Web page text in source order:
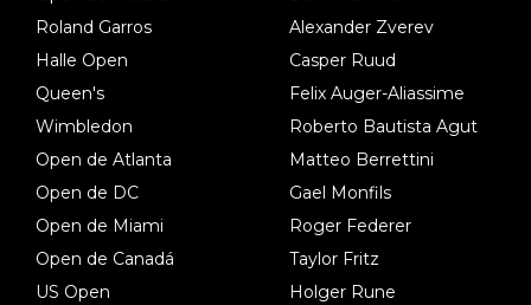
Roland Garros
Halle Open
Queen's
Wimbledon
Open de Atlanta
Open de DC
Open de Miami
Open de Canadá
US Open
Alexander Zverev
Casper Ruud
Felix Auger-Aliassime
Roberto Bautista Agut
Matteo Berrettini
Gael Monfils
Roger Federer
Taylor Fritz
Holger Rune